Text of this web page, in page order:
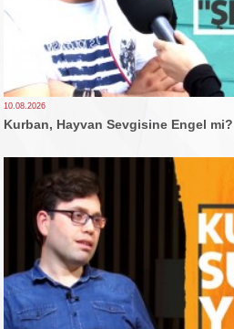
10.08.2026
Kurban, Hayvan Sevgisine Engel mi?